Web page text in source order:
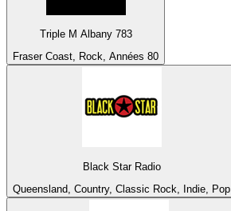
Triple M Albany 783
Fraser Coast, Rock, Années 80
Black Star Radio
Queensland, Country, Classic Rock, Indie, Pop